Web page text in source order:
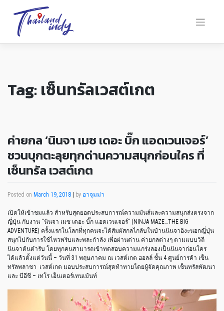
Tag: เซ็นทรัลเวสต์เกต
ค่ายกล ‘นินจา เมซ เดอะ บิ๊ก แอดเวนเจอร์’
ชวนบุกตะลุยทุกด่านความสนุกก่อนใคร ที่
เซ็นทรัล เวสต์เกต
Posted on March 19, 2018 | by อาจุมม่า
เปิดให้เข้าชมแล้ว สำหรับสุดยอดประสบการณ์ความมันส์และความสนุกส่งตรงจาก
ญี่ปุ่น กับงาน “นินจา เมซ เดอะ บิ๊ก แอดเวนเจอร์” (NINJA MAZE…THE BIG
ADVENTURE) ครั้งแรกในโลกที่ทุกคนจะได้สัมผัสกลไกลับในบ้านนินจาอิงะนอกญี่ปุ่น
สนุกไปกับการใช้ไหวพริบและพละกำลัง เพื่อผ่านด่าน ค่ายกลต่างๆ ตามแบบวิถี
นินจาต้นตำรับ โดยทุกคนสามารถเข้าทดสอบความแกร่งลองเป็นนินจาก่อนใคร
ได้แล้วตั้งแต่วันนี้ – วันที่ 31 พฤษภาคม ณ เวสต์เกต ฮอลล์ ชั้น 4 ศูนย์การค้า เซ็น
ทรัลพลาซา เวสต์เกต มอบประสบการณ์สุดท้าทายโดยผู้จัดคุณภาพ เซ็นทรัลพัฒนา
และ บีอีซี – เทโร เอ็นเตอร์เทนเม้นท์